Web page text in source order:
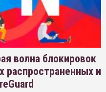
волна блокировок
распространенных и